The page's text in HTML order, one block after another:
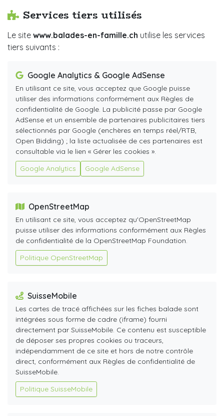
Services tiers utilisés
Le site www.balades-en-famille.ch utilise les services
tiers suivants :
Google Analytics & Google AdSense
En utilisant ce site, vous acceptez que Google puisse
utiliser des informations conformément aux Règles de
confidentialité de Google. La publicité passe par Google
AdSense et un ensemble de partenaires publicitaires tiers
sélectionnés par Google (enchères en temps réel/RTB,
Open Bidding) ; la liste actualisée de ces partenaires est
consultable via le lien « Gérer les cookies ».
Google Analytics
Google AdSense
OpenStreetMap
En utilisant ce site, vous acceptez qu'OpenStreetMap
puisse utiliser des informations conformément aux Règles
de confidentialité de la OpenStreetMap Foundation.
Politique OpenStreetMap
SuisseMobile
Les cartes de tracé affichées sur les fiches balade sont
intégrées sous forme de cadre (iframe) fourni
directement par SuisseMobile. Ce contenu est susceptible
de déposer ses propres cookies ou traceurs,
indépendamment de ce site et hors de notre contrôle
direct, conformément aux Règles de confidentialité de
SuisseMobile.
Politique SuisseMobile